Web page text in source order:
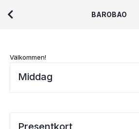
BAROBAO
Välkommen!
Middag
Presentkort